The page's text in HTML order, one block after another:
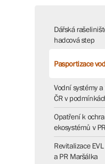
Dářská
hadcová step
Pasportizace
Vodní systémy
ČR v
Opatření k
ekosystémů v
Revitalizace
a PR Maršálka